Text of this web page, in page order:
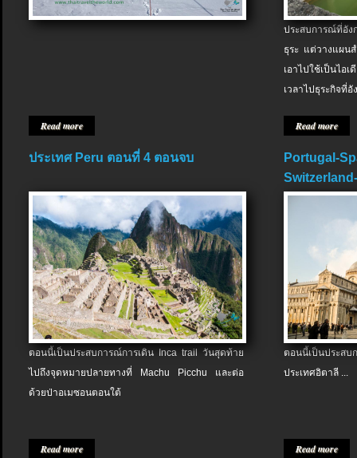
Read more
ประสบการณ์ที่อัง
ธุระ แต่วางแผน
เอาไปใช้เป็นไอ
เวลาไปธุระกิจที่อั
Read more
ประเทศ Peru ตอนที่ 4 ตอนจบ
ตอนนี้เป็นประสบการณ์การเดิน Inca trail วันสุดท้าย
ไปถึงจุดหมายปลายทางที่ Machu Picchu และต่อ
ด้วยป่าอเมซอนตอนใต้
Read more
Portugal-
ตอนนี้เป็นประส
ประเทศอิตาลี ...
Read more